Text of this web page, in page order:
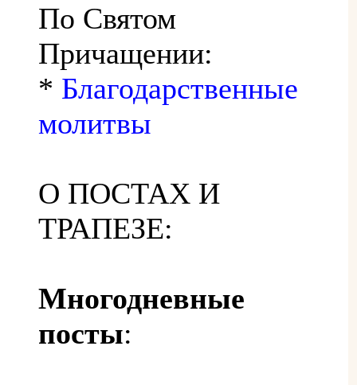
По Святом
Причащении:
* Благодарственные
молитвы
О ПОСТАХ И
ТРАПЕЗЕ:
Многодневные
посты: